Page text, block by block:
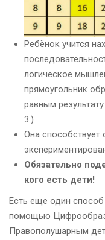
Ребёнок учится
логическое
прямоугольник
равным
3.)
Она способствует
Обязательно
кого есть дети!
Есть еще один
помощью
Правополушарным